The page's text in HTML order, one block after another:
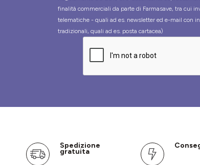
finalità commerciali da parte di Farmasave, tra cui
telematiche - quali ad es. newsletter ed e-mail con
tradizionali, quali ad es. posta cartacea)
Spedizione
gratuita